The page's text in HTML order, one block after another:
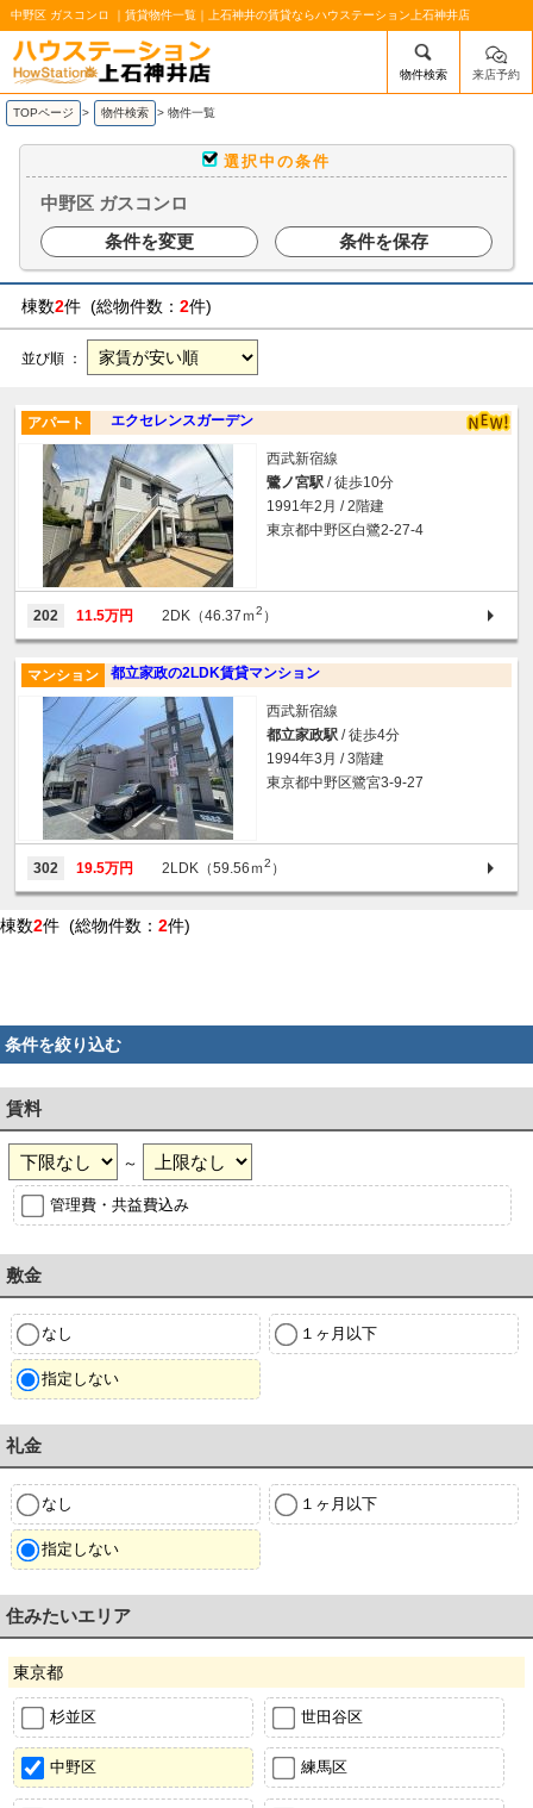
中野区 ガスコンロ ｜賃貸物件一覧｜上石神井の賃貸ならハウステーション上石神井店
/mobile_img/head-logo.png
物件検索 来店予約
TOPページ > 物件検索 > 物件一覧
選択中の条件
中野区 ガスコンロ
条件を変更
条件を保存
棟数2件 (総物件数： 2件)
並び順 ：
エクセレンスガーデン
アパート
西武新宿線
鷺ノ宮駅 / 徒歩10分
1991年2月 / 2階建
東京都中野区白鷺2-27-4
202 11.5万円 2DK（46.37ｍ2 ）
都立家政の2LDK賃貸マンション
マンション
西武新宿線
都立家政駅 / 徒歩4分
1994年3月 / 3階建
東京都中野区鷺宮3-9-27
302 19.5万円 2LDK（59.56ｍ2 ）
棟数2件 (総物件数： 2件)
条件を絞り込む
賃料
～
管理費・共益費込み
敷金
なし １ヶ月以下
指定しない
礼金
なし １ヶ月以下
指定しない
住みたいエリア
東京都
杉並区 世田谷区
中野区 練馬区